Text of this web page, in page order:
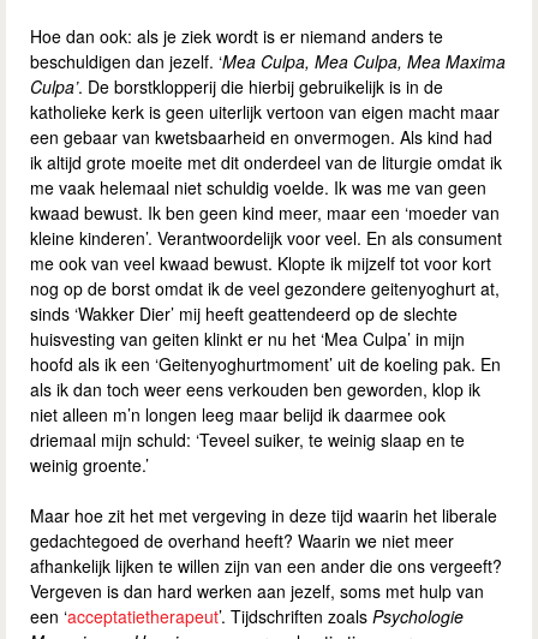
Hoe dan ook: als je ziek wordt is er niemand anders te
beschuldigen dan jezelf. ‘Mea Culpa, Mea Culpa, Mea Maxima
Culpa’. De borstklopperij die hierbij gebruikelijk is in de
katholieke kerk is geen uiterlijk vertoon van eigen macht maar
een gebaar van kwetsbaarheid en onvermogen. Als kind had
ik altijd grote moeite met dit onderdeel van de liturgie omdat ik
me vaak helemaal niet schuldig voelde. Ik was me van geen
kwaad bewust. Ik ben geen kind meer, maar een ‘moeder van
kleine kinderen’. Verantwoordelijk voor veel. En als consument
me ook van veel kwaad bewust. Klopte ik mijzelf tot voor kort
nog op de borst omdat ik de veel gezondere geitenyoghurt at,
sinds ‘Wakker Dier’ mij heeft geattendeerd op de slechte
huisvesting van geiten klinkt er nu het ‘Mea Culpa’ in mijn
hoofd als ik een ‘Geitenyoghurtmoment’ uit de koeling pak. En
als ik dan toch weer eens verkouden ben geworden, klop ik
niet alleen m’n longen leeg maar belijd ik daarmee ook
driemaal mijn schuld: ‘Teveel suiker, te weinig slaap en te
weinig groente.’
Maar hoe zit het met vergeving in deze tijd waarin het liberale
gedachtegoed de overhand heeft? Waarin we niet meer
afhankelijk lijken te willen zijn van een ander die ons vergeeft?
Vergeven is dan hard werken aan jezelf, soms met hulp van
een ‘acceptatietherapeut’. Tijdschriften zoals Psychologie